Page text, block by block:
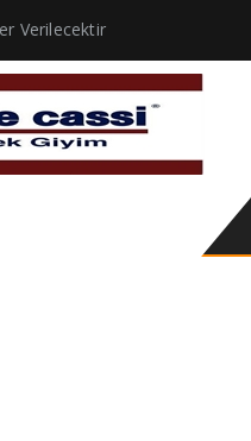
Verilecektir